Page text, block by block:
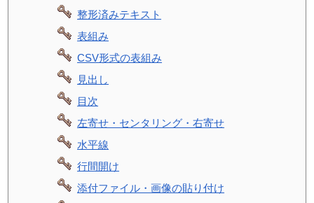
整形済みテキスト
表組み
CSV形式の表組み
見出し
目次
左寄せ・センタリング・右寄せ
水平線
行間開け
添付ファイル・画像の貼り付け